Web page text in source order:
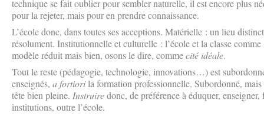
technique se fait oublier pour sembler naturelle, il est encore plus
pour la rejeter, mais pour en prendre connaissance.
L’école donc, dans toutes ses acceptions. Matérielle : un lieu
résolument. Institutionnelle et culturelle : l’école et la classe
modèle réduit mais bien, osons le dire, commecité idéale.
Tout le reste (pédagogie, technologie, innovations…) est
enseignés, a fortiorila formation professionnelle. Subordonné,
tête bien pleine. Instruiredonc, de préférence à éduquer,
institutions, outre l’école.